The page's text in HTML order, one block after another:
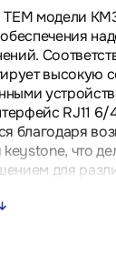
модели
высокую
RJ11 6/
благодаря
что
для